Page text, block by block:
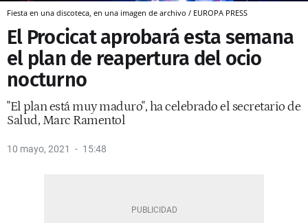
Fiesta en una discoteca, en una imagen de archivo / EUROPA PRESS
El Procicat aprobará esta semana
el plan de reapertura del ocio
nocturno
"El plan está muy maduro", ha celebrado el secretario de
Salud, Marc Ramentol
10 mayo, 2021 15:48